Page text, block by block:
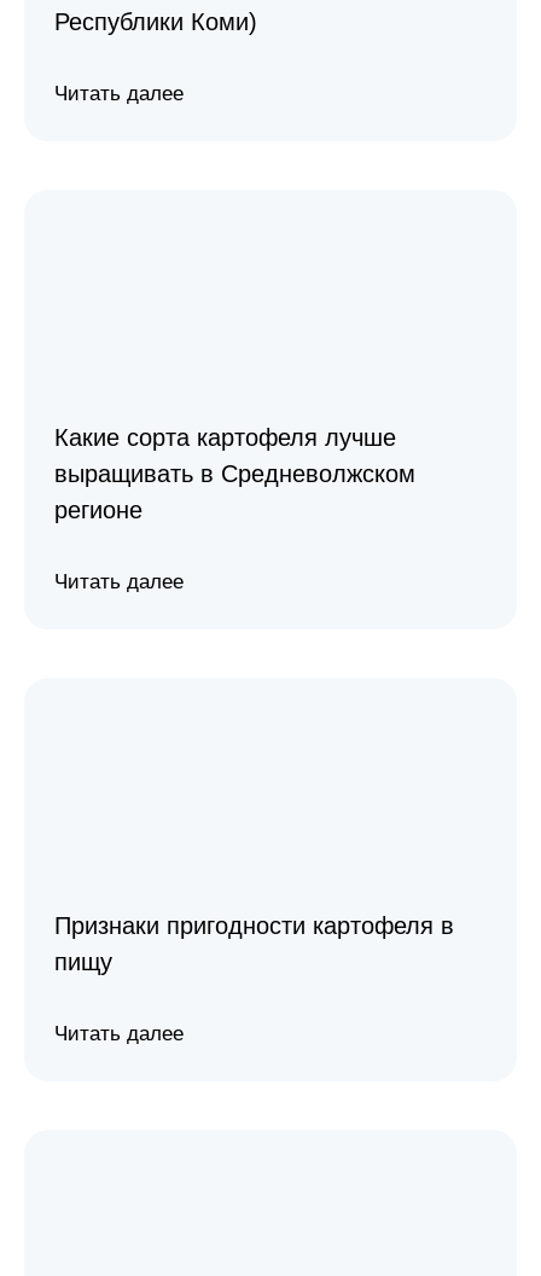
Республики Коми)
Читать далее
Какие сорта картофеля лучше
выращивать в Средневолжском
регионе
Читать далее
Признаки пригодности картофеля в
пищу
Читать далее